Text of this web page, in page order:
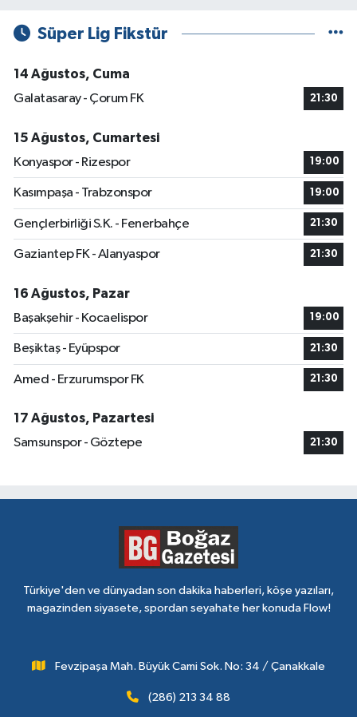
Süper Lig Fikstür
14 Ağustos, Cuma
Galatasaray - Çorum FK
21:30
15 Ağustos, Cumartesi
Konyaspor - Rizespor
19:00
Kasımpaşa - Trabzonspor 19:00
Gençlerbirliği S.K. - Fenerbahçe 21:30
Gaziantep FK - Alanyaspor 21:30
16 Ağustos, Pazar
Başakşehir - Kocaelispor
19:00
Beşiktaş - Eyüpspor 21:30
Amed - Erzurumspor FK 21:30
17 Ağustos, Pazartesi
Samsunspor - Göztepe
21:30
Türkiye'den ve dünyadan son dakika haberleri, köşe yazıları,
magazinden siyasete, spordan seyahate her konuda Flow!
Fevzipaşa Mah. Büyük Cami Sok. No: 34 / Çanakkale
(286) 213 34 88